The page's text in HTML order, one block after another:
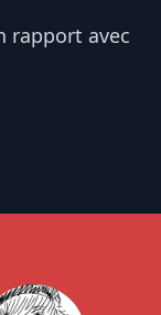
rapport avec